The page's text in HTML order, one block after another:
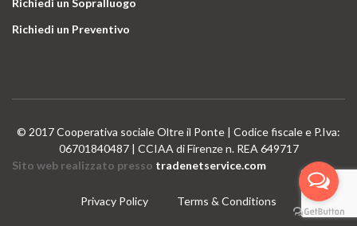
Richiedi un Preventivo
© 2017 Cooperativa sociale Oltre il Ponte | Codice fiscale e P.Iva:
06701840487 | CCIAA di Firenze n. REA 649717
Sito web realizzato presso tradenetservice.com
Privacy Policy Terms & Conditions